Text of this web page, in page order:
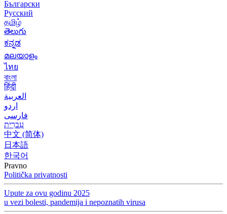
Български
Русский
தமிழ்
తెలుగు
ಕನ್ನಡ
മലയാളം
ไทย
বাংলা
हिंदी
العربية
اردو
فارسی
עִברִית
中文 (简体)
日本語
한국어
Pravno
Politička privatnosti
Upute za ovu godinu 2025
u vezi bolesti, pandemija i nepoznatih virusa